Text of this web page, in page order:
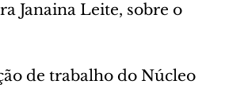
Janaina Leite, sobre o
de trabalho do Núcleo